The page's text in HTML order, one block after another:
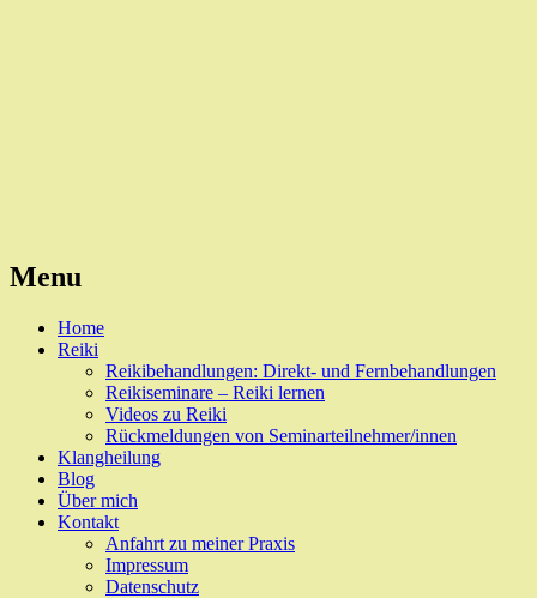
Menu
Skip
Home
Reiki
Reikibehandlungen: Direkt- und Fernbehandlungen
Reikiseminare – Reiki lernen
Videos zu Reiki
Rückmeldungen von Seminarteilnehmer/innen
Klangheilung
Blog
Über mich
Kontakt
Anfahrt zu meiner Praxis
Impressum
Datenschutz